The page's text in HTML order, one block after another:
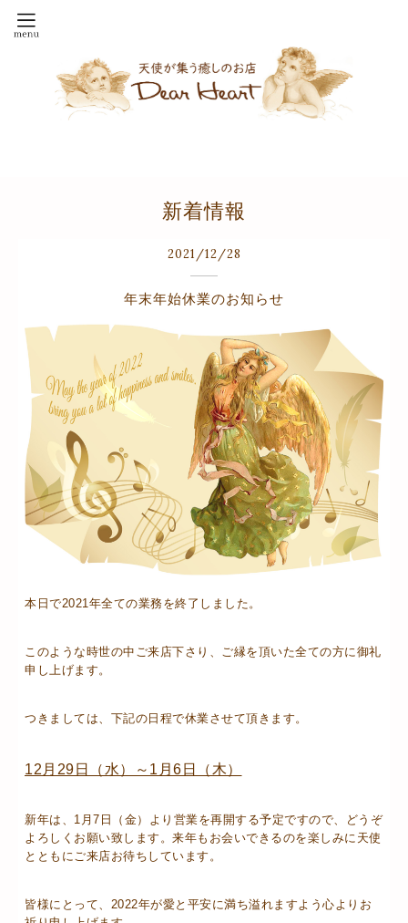
新着情報
2021 /12 /28
年末年始休業のお知らせ
本日で2021年全ての業務を終了しました。
このような時世の中ご来店下さり、ご縁を頂いた全ての方に御礼
申し上げます。
つきましては、下記の日程で休業させて頂きます。
12月29日（水）～1月6日（木）
新年は、1月7日（金）より営業を再開する予定ですので、どうぞ
よろしくお願い致します。来年もお会いできるのを楽しみに天使
とともにご来店お待ちしています。
皆様にとって、2022年が愛と平安に満ち溢れますよう心よりお